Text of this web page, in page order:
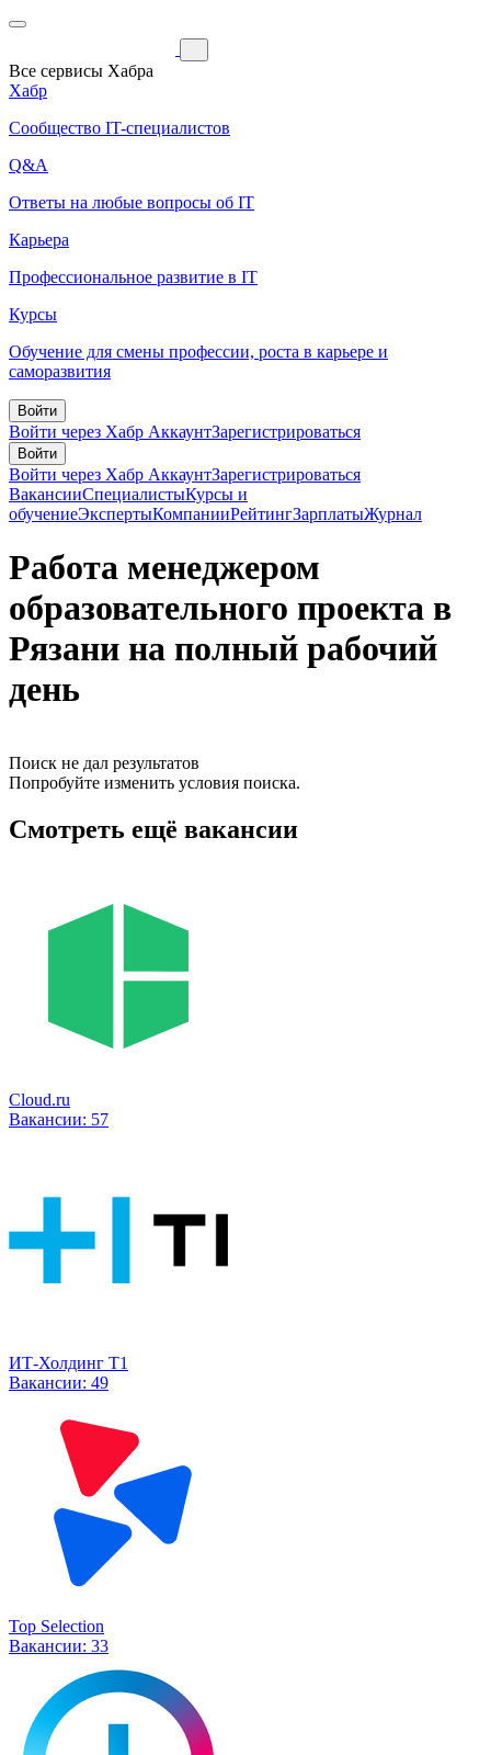
Все сервисы Хабра
Хабр
Сообщество IT-специалистов
Q&A
Ответы на любые вопросы об IT
Карьера
Профессиональное развитие в IT
Курсы
Обучение для смены профессии, роста в карьере и
саморазвития
Войти
Войти через Хабр АккаунтЗарегистрироваться
Войти
Войти через Хабр АккаунтЗарегистрироваться
ВакансииСпециалистыКурсы и
обучениеЭкспертыКомпанииРейтингЗарплатыЖурнал
Работа менеджером
образовательного проекта в
Рязани на полный рабочий
день
Поиск не дал результатов
Попробуйте изменить условия поиска.
Смотреть ещё вакансии
Cloud.ru
Вакансии: 57
ИТ-Холдинг Т1
Вакансии: 49
Top Selection
Вакансии: 33